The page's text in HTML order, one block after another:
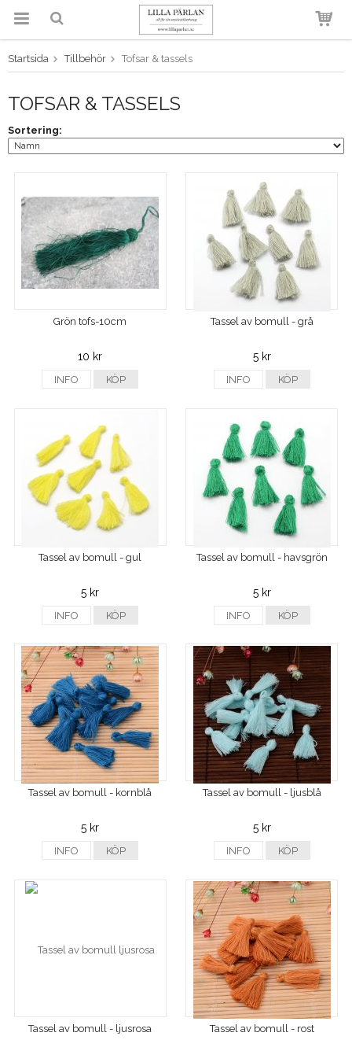
Produkten har blivit tillagd i
varukorgen
Startsida Tillbehör Tofsar & tassels
TOFSAR & TASSELS
Sortering:
Grön tofs-10cm
10 kr
INFO KÖP
Tassel av bomull - grå
5 kr
INFO KÖP
Tassel av bomull - gul
5 kr
INFO KÖP
Tassel av bomull - havsgrön
5 kr
INFO KÖP
Tassel av bomull - kornblå
5 kr
INFO KÖP
Tassel av bomull - ljusblå
5 kr
INFO KÖP
Tassel av bomull - ljusrosa Tassel av bomull - rost